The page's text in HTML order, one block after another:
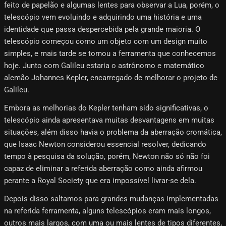
feito de papelão e algumas lentes para observar a Lua, porém, o
telescópio vem evoluindo e adquirindo uma história e uma
identidade que passa despercebida pela grande maioria. O
telescópio começou como um objeto com um design muito
simples, e mais tarde se tornou a ferramenta que conhecemos
hoje. Junto com Galileu estaria o astrônomo e matemático
alemão Johannes Kepler, encarregado de melhorar o projeto de
Galileu.
Embora as melhorias do Kepler tenham sido significativas, o
telescópio ainda apresentava muitas desvantagens em muitas
situações, além disso havia o problema da aberração cromática,
que Isaac Newton considerou essencial resolver, dedicando
tempo à pesquisa da solução, porém, Newton não só não foi
capaz de eliminar a referida aberração como ainda afirmou
perante a Royal Society que era impossível livrar-se dela.
Depois disso saltamos para grandes mudanças implementadas
na referida ferramenta, alguns telescópios eram mais longos,
outros mais largos, com uma ou mais lentes de tipos diferentes,